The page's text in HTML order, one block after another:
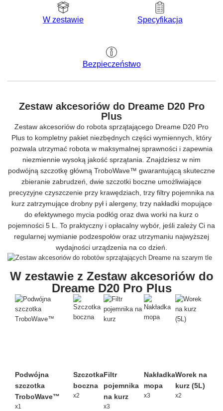
W zestawie Specyfikacja
Bezpieczeństwo
Zestaw akcesoriów do Dreame D20 Pro
Plus
Zestaw akcesoriów do robota sprzątającego Dreame D20 Pro
Plus to kompletny pakiet niezbędnych części wymiennych, który
pozwala utrzymać robota w maksymalnej sprawności i zapewnia
niezmiennie wysoką jakość sprzątania. Znajdziesz w nim
podwójną szczotkę główną TroboWave™ gwarantującą skuteczne
zbieranie zabrudzeń, dwie szczotki boczne umożliwiające
precyzyjne czyszczenie przy krawędziach, trzy filtry pojemnika na
kurz zatrzymujące drobny pył i alergeny, trzy nakładki mopujące
do efektywnego mycia podłóg oraz dwa worki na kurz o
pojemności 5 L. To praktyczny i opłacalny wybór, jeśli zależy Ci na
regularnej wymianie podzespołów oraz utrzymaniu najwyższej
wydajności urządzenia na co dzień.
W zestawie z Zestaw akcesoriów do
Dreame D20 Pro Plus
Podwójna
szczotka
TroboWave™
x1
Szczotka
boczna
x2
Filtr
pojemnika
na kurz
x3
Nakładka
mopa
x3
Worek na
kurz (5L)
x2